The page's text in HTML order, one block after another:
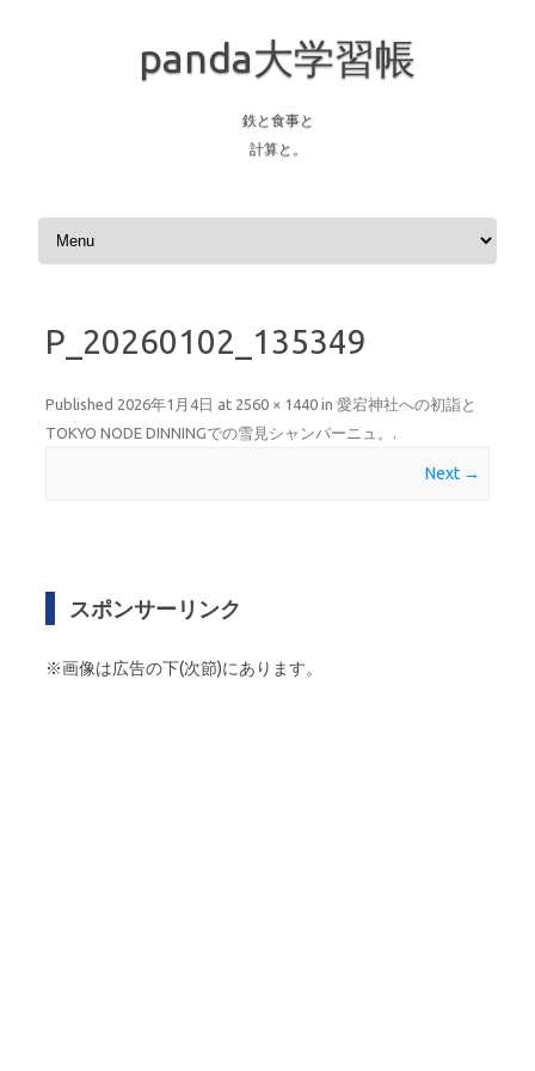
panda大学習帳
鉄と食事と
計算と。
Skip to content
P_20260102_135349
Published 2026年1月4日 at 2560 × 1440 in 愛宕神社への初詣と
TOKYO NODE DINNINGでの雪見シャンパーニュ。 .
Next →
スポンサーリンク
※画像は広告の下(次節)にあります。